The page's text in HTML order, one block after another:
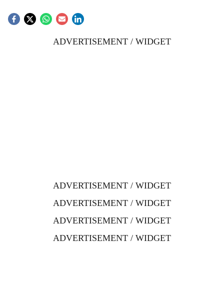
ADVERTISEMENT / WIDGET
ADVERTISEMENT / WIDGET
ADVERTISEMENT / WIDGET
ADVERTISEMENT / WIDGET
ADVERTISEMENT / WIDGET